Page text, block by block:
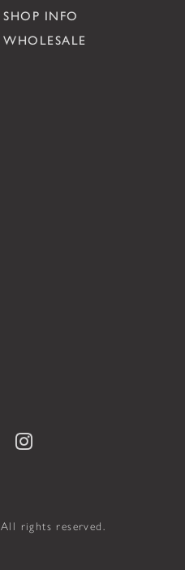
SHOP INFO
WHOLESALE
rights reserved.